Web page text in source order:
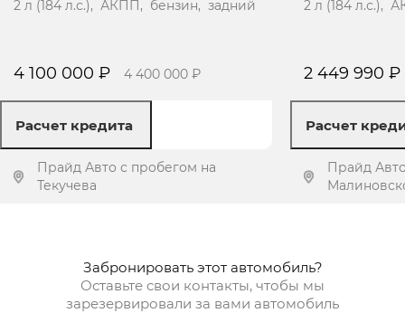
2 л (184 л.с.), АКПП, бензин, задний
4 100 000 ₽ 4 400 000 ₽
Расчет кредита
Прайд Авто с пробегом на
Текучева
2 л (184 л.с.),
2 449 990 ₽
Расчет
Прайд
Забронировать этот автомобиль?
Оставьте свои контакты, чтобы мы
зарезервировали за вами автомобиль